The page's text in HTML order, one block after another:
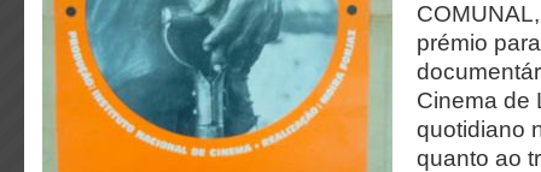
prémio
Cinema de
quotidiano
quanto ao